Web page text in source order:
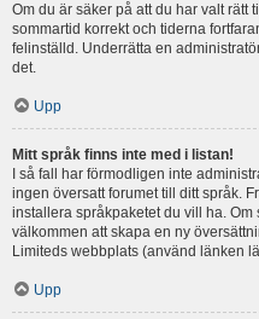
Om du är säker på att du har valt rätt
sommartid korrekt och tiderna
felinställd. Underrätta en
det.
Upp
Mitt språk finns inte med i listan!
I så fall har förmodligen inte
ingen översatt forumet till ditt språk.
installera språkpaketet du vill ha.
välkommen att skapa en ny
Limiteds webbplats (använd länken
Upp